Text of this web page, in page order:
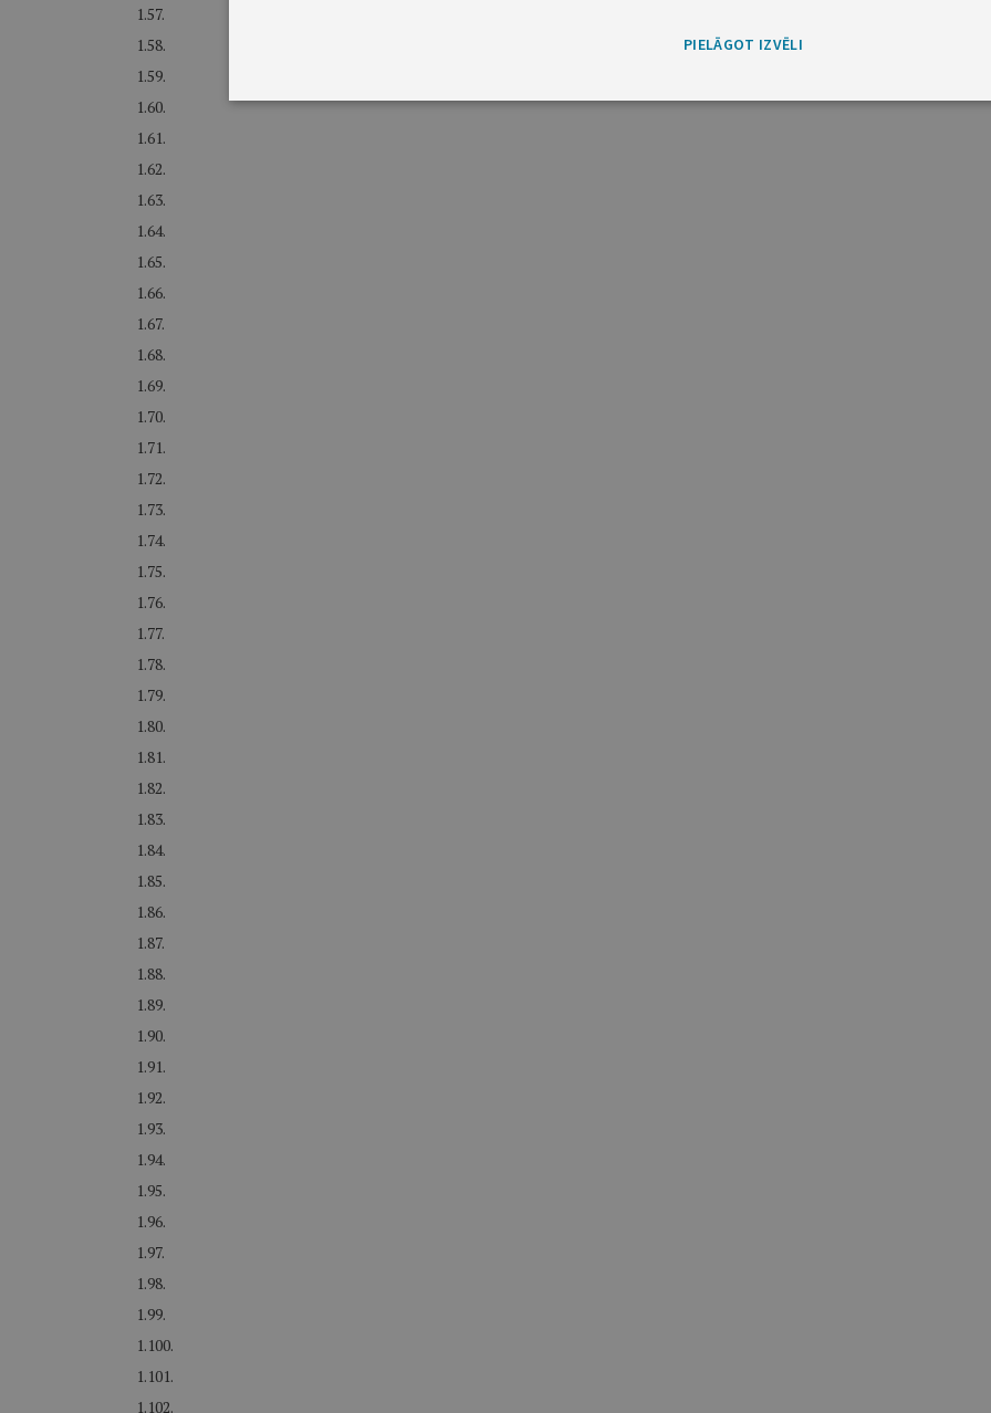
1.57.
1.58.
1.59.
1.60.
1.61.
1.62.
1.63.
1.64.
1.65.
1.66.
1.67.
1.68.
1.69.
1.70.
1.71.
1.72.
1.73.
1.74.
1.75.
1.76.
1.77.
1.78.
1.79.
1.80.
1.81.
1.82.
1.83.
1.84.
1.85.
1.86.
1.87.
1.88.
1.89.
1.90.
1.91.
1.92.
1.93.
1.94.
1.95.
1.96.
1.97.
1.98.
1.99.
1.100.
1.101.
1.102.
PIELĀGOT IZVĒLI